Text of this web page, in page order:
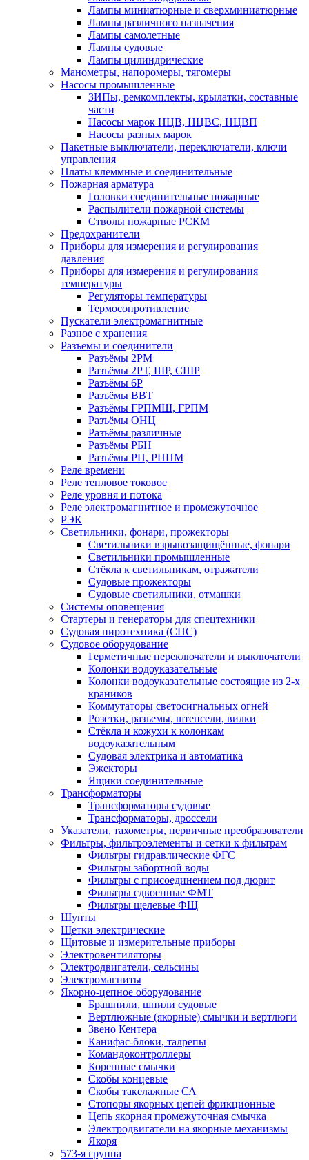
Лампы миниатюрные и сверхминиатюрные
Лампы различного назначения
Лампы самолетные
Лампы судовые
Лампы цилиндрические
Манометры, напоромеры, тягомеры
Насосы промышленные
ЗИПы, ремкомплекты, крылатки, составные
части
Насосы марок НЦВ, НЦВС, НЦВП
Насосы разных марок
Пакетные выключатели, переключатели, ключи
управления
Платы клеммные и соединительные
Пожарная арматура
Головки соединительные пожарные
Распылители пожарной системы
Стволы пожарные РСКМ
Предохранители
Приборы для измерения и регулирования
давления
Приборы для измерения и регулирования
температуры
Регуляторы температуры
Термосопротивление
Пускатели электромагнитные
Разное с хранения
Разъемы и соединители
Разъёмы 2РМ
Разъёмы 2РТ, ШР, СШР
Разъёмы 6Р
Разъёмы ВВТ
Разъёмы ГРПМШ, ГРПМ
Разъёмы ОНЦ
Разъёмы различные
Разъёмы РБН
Разъёмы РП, РППМ
Реле времени
Реле тепловое токовое
Реле уровня и потока
Реле электромагнитное и промежуточное
РЭК
Светильники, фонари, прожекторы
Светильники взрывозащищённые, фонари
Светильники промышленные
Стёкла к светильникам, отражатели
Судовые прожекторы
Судовые светильники, отмашки
Системы оповещения
Стартеры и генераторы для спецтехники
Судовая пиротехника (СПС)
Судовое оборудование
Герметичные переключатели и выключатели
Колонки водоуказательные
Колонки водоуказательные состоящие из 2-х
краников
Коммутаторы светосигнальных огней
Розетки, разъемы, штепсели, вилки
Стёкла и кожухи к колонкам
водоуказательным
Судовая электрика и автоматика
Эжекторы
Ящики соединительные
Трансформаторы
Трансформаторы судовые
Трансформаторы, дроссели
Указатели, тахометры, первичные преобразователи
Фильтры, фильтроэлементы и сетки к фильтрам
Фильтры гидравлические ФГС
Фильтры забортной воды
Фильтры с присоединением под дюрит
Фильтры сдвоенные ФМТ
Фильтры щелевые ФЩ
Шунты
Щетки электрические
Щитовые и измерительные приборы
Электровентиляторы
Электродвигатели, сельсины
Электромагниты
Якорно-цепное оборудование
Брашпили, шпили судовые
Вертлюжные (якорные) смычки и вертлюги
Звено Кентера
Канифас-блоки, талрепы
Командоконтроллеры
Коренные смычки
Скобы концевые
Скобы такелажные СА
Стопоры якорных цепей фрикционные
Цепь якорная промежуточная смычка
Электродвигатели на якорные механизмы
Якоря
573-я группа